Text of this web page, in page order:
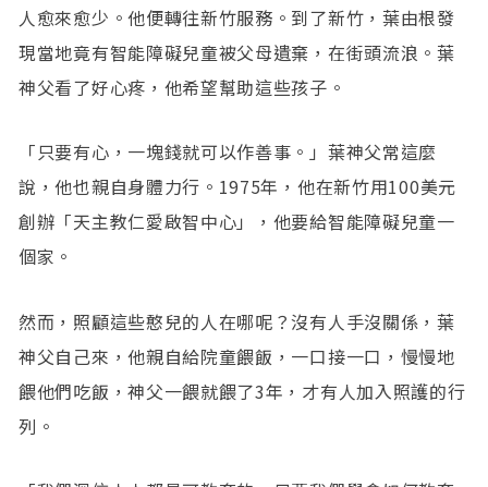
人愈來愈少。他便轉往新竹服務。到了新竹，葉由根發
現當地竟有智能障礙兒童被父母遺棄，在街頭流浪。葉
神父看了好心疼，他希望幫助這些孩子。
「只要有心，一塊錢就可以作善事。」葉神父常這麼
說，他也親自身體力行。1975年，他在新竹用100美元
創辦「天主教仁愛啟智中心」，他要給智能障礙兒童一
個家。
然而，照顧這些憨兒的人在哪呢？沒有人手沒關係，葉
神父自己來，他親自給院童餵飯，一口接一口，慢慢地
餵他們吃飯，神父一餵就餵了3年，才有人加入照護的行
列。